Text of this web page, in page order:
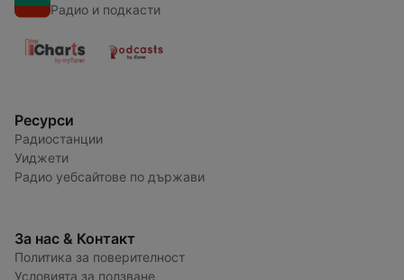
Радио и подкасти
Ресурси
Радиостанции
Уиджети
Радио уебсайтове по държави
За нас & Контакт
Политика за поверителност
Условията за ползване